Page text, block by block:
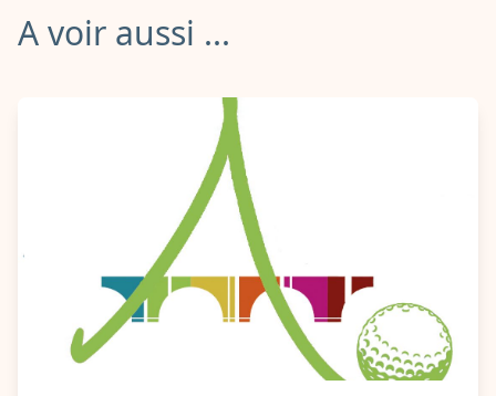
A voir aussi ...